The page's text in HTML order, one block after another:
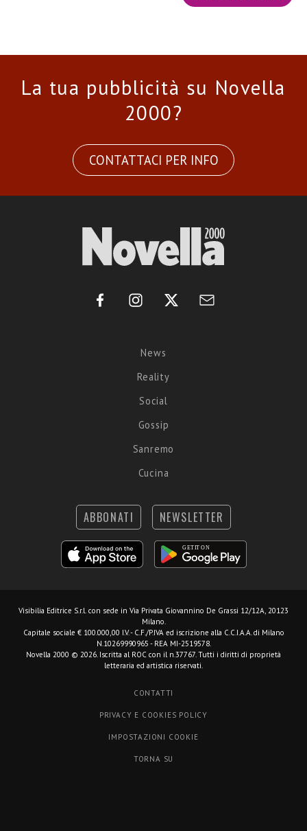
La tua pubblicità su Novella
2000?
CONTATTACI PER INFO
News
Reality
Social
Gossip
Sanremo
Cucina
ABBONATI NEWSLETTER
Visibilia Editrice S.r.l. con sede in Via Privata Giovannino De Grassi 12/12A, 20123
Milano.
Capitale sociale € 100.000,00 I.V. - C.F./P.IVA ed iscrizione alla C.C.I.A.A. di Milano
N.10269990965 - REA MI-2519578.
Novella 2000 © 2026. Iscritta al ROC con il n.37767. Tutti i diritti di proprietà
letteraria ed artistica riservati.
CONTATTI
PRIVACY E COOKIES POLICY
IMPOSTAZIONI COOKIE
TORNA SU